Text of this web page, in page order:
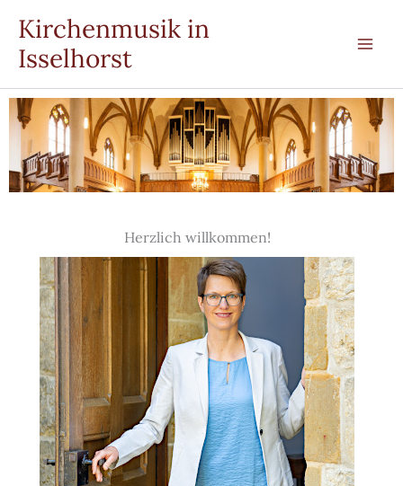
Inhalt
springen
Kirchenmusik in
Isselhorst
Herzlich willkommen!